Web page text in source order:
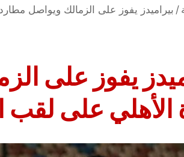
/ بيراميدز يفوز على الزمالك ويواصل
يفوز على
الأهلي على